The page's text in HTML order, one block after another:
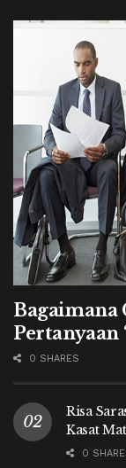
Bagaimana
Pertanyaan
0 SHARES
Risa
Kasat
0